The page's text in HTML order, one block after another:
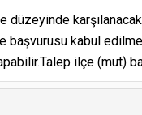
düzeyinde
başvurusu kabul
ilçe (mut)